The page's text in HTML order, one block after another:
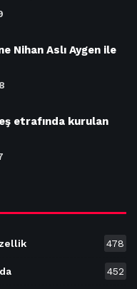
Nihan Aslı Aygen ile
etrafında kurulan
478
452